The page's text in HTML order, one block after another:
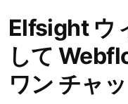
Elfsight ウ
して
ワン チャ